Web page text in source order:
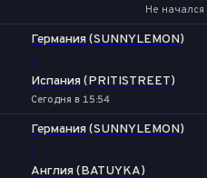
Не начался
Германия (SUNNYLEMON)
-
Испания (PRITISTREET)
Сегодня в 15:54
Германия (SUNNYLEMON)
-
Англия (BATUYKA)